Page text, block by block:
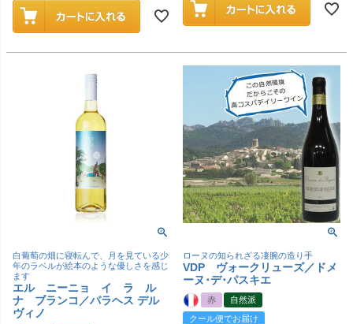
白葡萄の畑に寝転んで、月を見ている少
年のラベルが絵本のような優しさを感じ
ます
エル ニーニョ イ ラ ル
ナ ブランコ／パラヘス デル
ヴィノ
ローヌの知られざる凄腕の造り手
VDP ヴォークリューズ／ドメ
ーヌ･デ･パスキエ
赤
自然派
クール便でお届け